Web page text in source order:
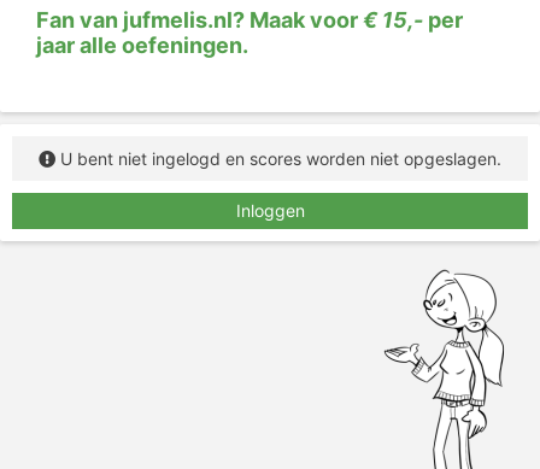
Fan van jufmelis.nl? Maak voor€ 15,- per
jaar alle oefeningen.
U bent niet ingelogd en scores worden niet opgeslagen.
Inloggen